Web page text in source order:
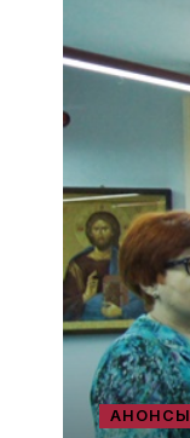
АНОНСЫ